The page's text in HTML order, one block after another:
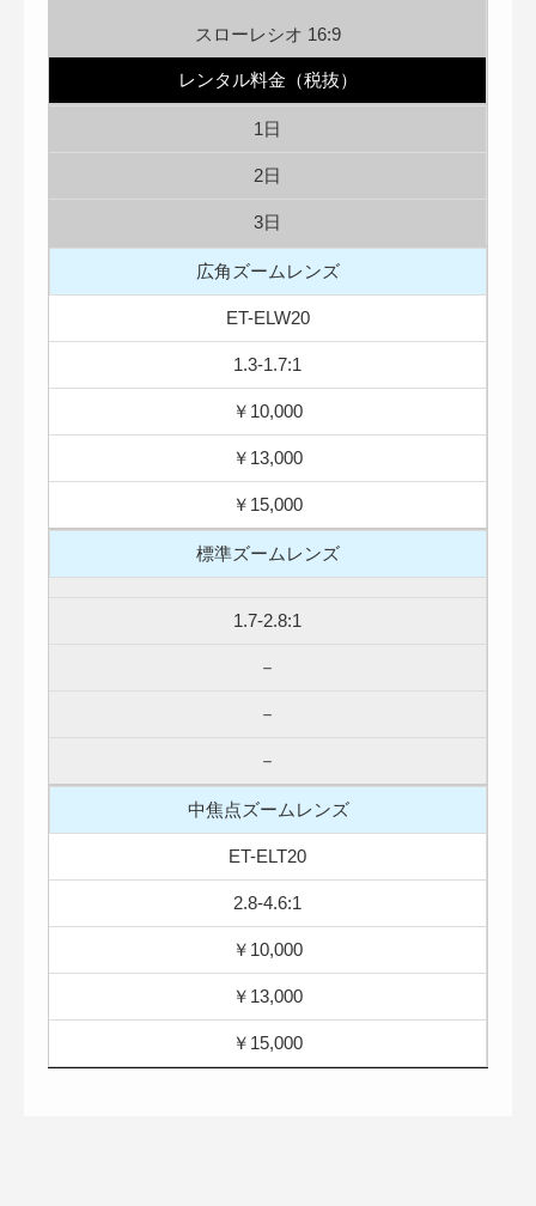
スローレシオ 16:9
レンタル料金（税抜）
1日
2日
3日
広角ズームレンズ
ET-ELW20
1.3-1.7:1
￥10,000
￥13,000
￥15,000
標準ズームレンズ
1.7-2.8:1
－
－
－
中焦点ズームレンズ
ET-ELT20
2.8-4.6:1
￥10,000
￥13,000
￥15,000